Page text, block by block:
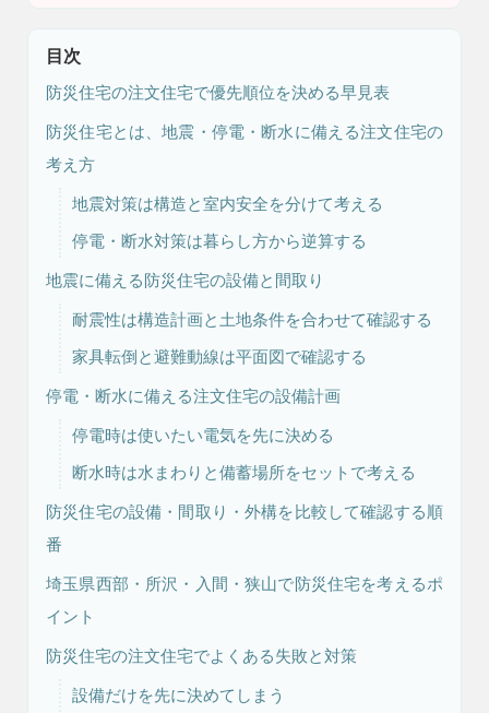
目次
防災住宅の注文住宅で優先順位を決める早見表
防災住宅とは、地震・停電・断水に備える注文住宅の
考え方
地震対策は構造と室内安全を分けて考える
停電・断水対策は暮らし方から逆算する
地震に備える防災住宅の設備と間取り
耐震性は構造計画と土地条件を合わせて確認する
家具転倒と避難動線は平面図で確認する
停電・断水に備える注文住宅の設備計画
停電時は使いたい電気を先に決める
断水時は水まわりと備蓄場所をセットで考える
防災住宅の設備・間取り・外構を比較して確認する順
番
埼玉県西部・所沢・入間・狭山で防災住宅を考えるポ
イント
防災住宅の注文住宅でよくある失敗と対策
設備だけを先に決めてしまう
注文住宅 リフォーム
注文住宅
リフォーム・